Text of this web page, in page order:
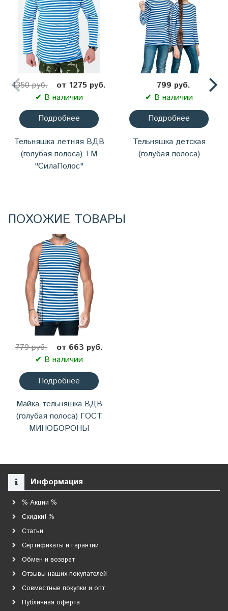
1350 руб.
от 1275 руб.
✔ В наличии
Подробнее
Тельняшка летняя ВДВ
(голубая полоса) ТМ
"СилаПолос"
799 руб.
✔ В наличии
Подробнее
Тельняшка детская
(голубая полоса)
ПОХОЖИЕ ТОВАРЫ
779 руб.
от 663 руб.
✔ В наличии
Подробнее
Майка-тельняшка ВДВ
(голубая полоса) ГОСТ
МИНОБОРОНЫ
Информация
% Акции %
Скидки! %
Статьи
Сертификаты и гарантии
Обмен и возврат
Отзывы наших покупателей
Совместные покупки и опт
Публичная оферта